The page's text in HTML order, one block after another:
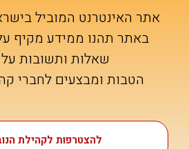
אתר האינטרנט המוביל
באתר תהנו ממידע מקיף
שאלות ותשובות
הטבות ומבצעים לחברי
להצטרפות לקהילת